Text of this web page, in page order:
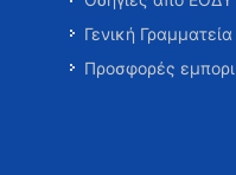
Γενική
Προσφορές